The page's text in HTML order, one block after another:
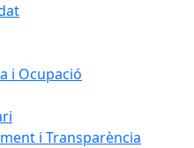
i Ocupació
i Transparència